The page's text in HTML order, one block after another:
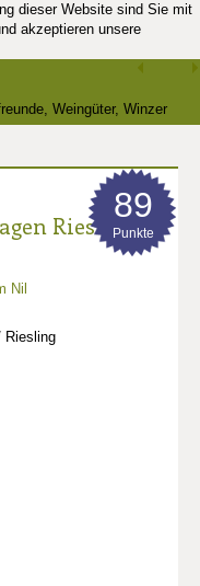
dieser Website sind Sie mit
akzeptieren unsere
Weingüter, Winzer
Riesling
Nil
Riesling
89
Punkte